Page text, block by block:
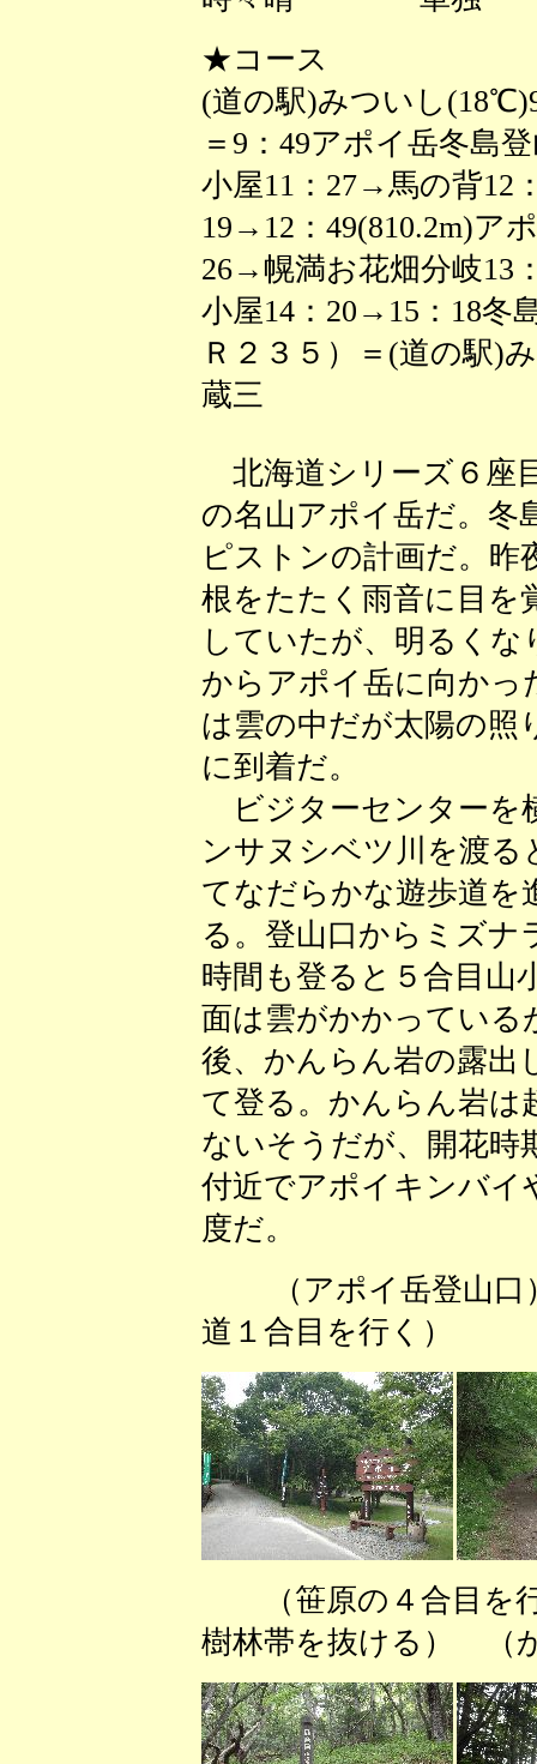
★コース
(道の駅)みついし
＝9：49アポイ岳冬島
小屋11：27→馬の背12
19→12：49(810.2m)ア
26→幌満お花畑分岐13
小屋14：20→15：18冬
Ｒ２３５）＝(道の駅)
蔵三
北海道シリーズ６座
の名山アポイ岳だ。冬
ピストンの計画だ。昨
根をたたく雨音に目を
していたが、明るく
からアポイ岳に向かっ
は雲の中だが太陽の照
に到着だ。
ビジターセンターを
ンサヌシベツ川を渡る
てなだらかな遊歩道を
る。登山口からミズナ
時間も登ると５合目山
面は雲がかかっている
後、かんらん岩の露出
て登る。かんらん岩は
ないそうだが、開花時
付近でアポイキンバイ
度だ。
（アポイ岳登山
道１合目を行く）
（笹原の４合目
樹林帯を抜ける） （